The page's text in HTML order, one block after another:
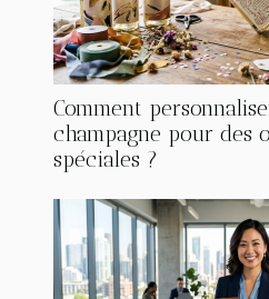
Comment
champagne pour des
spéciales ?